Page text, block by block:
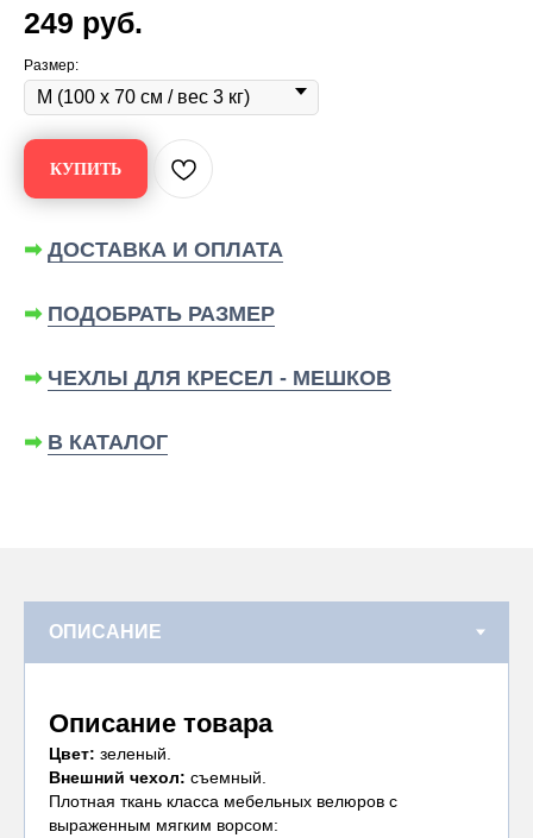
249 руб.
Размер:
КУПИТЬ
➡ ДОСТАВКА И ОПЛАТА
➡ ПОДОБРАТЬ РАЗМЕР
➡ ЧЕХЛЫ ДЛЯ КРЕСЕЛ - МЕШКОВ
➡ В КАТАЛОГ
Описание товара
Цвет: зеленый.
Внешний чехол: съемный.
Плотная ткань класса мебельных велюров с
выраженным мягким ворсом: